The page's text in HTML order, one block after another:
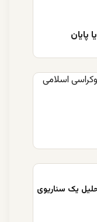
پایان